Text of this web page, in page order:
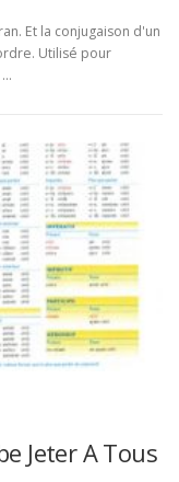
Et la conjugaison d'un
Utilisé pour
…
Jeter A Tous